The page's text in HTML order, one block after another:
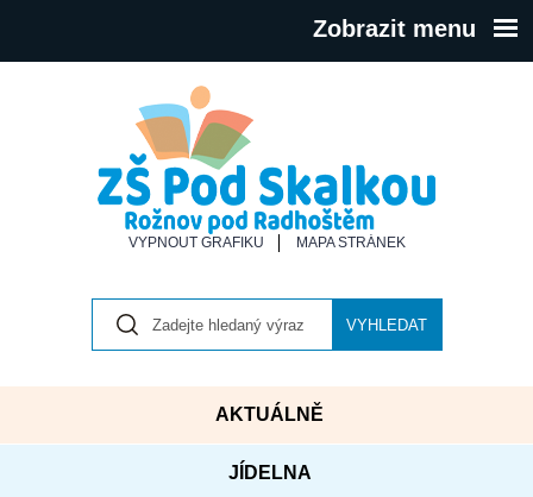
Zobrazit menu
VYPNOUT GRAFIKU MAPA STRÁNEK
VYHLEDAT
AKTUÁLNĚ
JÍDELNA